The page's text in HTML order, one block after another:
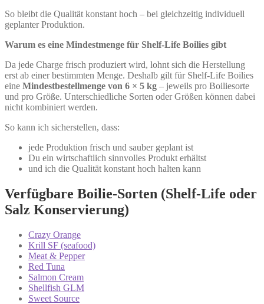
So bleibt die Qualität konstant hoch – bei gleichzeitig individuell
geplanter Produktion.
Warum es eine Mindestmenge für Shelf-Life Boilies gibt
Da jede Charge frisch produziert wird, lohnt sich die Herstellung
erst ab einer bestimmten Menge. Deshalb gilt für Shelf-Life Boilies
eine Mindestbestellmenge von 6 × 5 kg – jeweils pro Boiliesorte
und pro Größe. Unterschiedliche Sorten oder Größen können dabei
nicht kombiniert werden.
So kann ich sicherstellen, dass:
jede Produktion frisch und sauber geplant ist
Du ein wirtschaftlich sinnvolles Produkt erhältst
und ich die Qualität konstant hoch halten kann
Verfügbare Boilie-Sorten (Shelf-Life oder
Salz Konservierung)
Crazy Orange
Krill SF (seafood)
Meat & Pepper
Red Tuna
Salmon Cream
Shellfish GLM
Sweet Source